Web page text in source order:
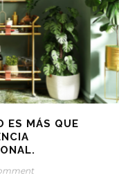
ES MÁS QUE